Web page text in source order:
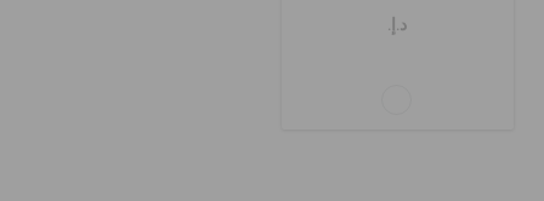
د.إ.